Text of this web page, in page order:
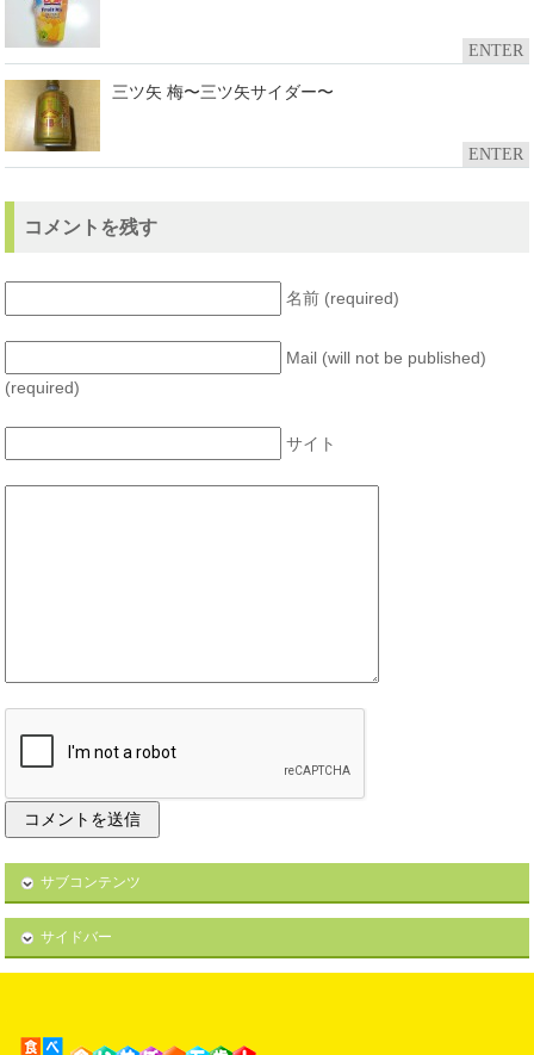
ENTER
三ツ矢 梅〜三ツ矢サイダー〜
ENTER
コメントを残す
名前 (required)
Mail (will not be published)
(required)
サイト
サブコンテンツ
サイドバー